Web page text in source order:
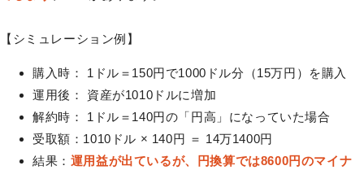
【シミュレーション例】
購入時： 1ドル＝150円で1000ドル分（15万円）を購入
運用後： 資産が1010ドルに増加
解約時： 1ドル＝140円の「円高」になっていた場合
受取額：1010ドル × 140円 ＝ 14万1400円
結果： 運用益が出ているが、円換算では8600円のマイナ